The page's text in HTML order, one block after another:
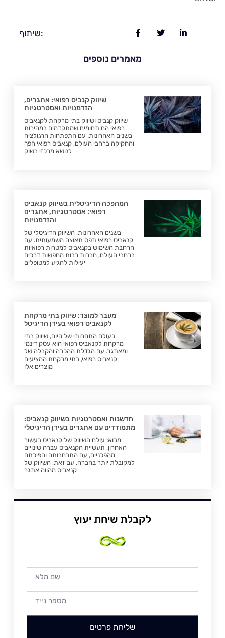
שיתוף:
מאמרים נוספים
שיווק קנביס רפואי: אתגרים,
הזדמנויות ואסטרטגיות
שיווק קנביס ושיווק בתי מרקחת לקנאביס
רפואי הם תחומים שמתקדמים במהירות
בשנים האחרונות. עם התפתחות הרגולציה
והחקיקה ברחבי העולם, קנאביס רפואי הפך
לנושא מרכזי בשוק
המהפכה הדיגיטלית בשיווק קנאביס
רפואי: אסטרטגיות, אתגרים
והזדמנויות
בשנים האחרונות, השיווק הדיגיטלי של
קנאביס רפואי תפס תאוצה משמעותית. עם
הרחבת השימוש בקנאביס למטרות רפואיות
ברחבי העולם, חברות רבות מחפשות דרכים
יעילות להגיע למטופלים
מעבר למוצר: שיווק בתי מרקחת
לקנאביס רפואי בעידן הדיגיטל
בעולם התחרותי של היום, שיווק בתי
מרקחת לקנאביס רפואי הוא עסק דינמי
ומאתגר. עם הגדלת ההכרה והקבלה של
קנאביס רפואי, בתי מרקחת המציעים
מוצרים אלו
חדשנות ואסטרטגיות בשיווק קנאביס:
מתמודדים עם אתגרים בעידן הדיגיטלי
מבוא: עולם השיווק של קנאביס בעשור
האחרון, תעשיית הקנאביס עברה שינויים
מהפכניים, עם התרחבותה והפיכתה
למקובלת יותר בחברה. עם זאת, השיווק של
קנאביס מהווה אתגר
לקבלת שיחת יעוץ
שליחת פרטים